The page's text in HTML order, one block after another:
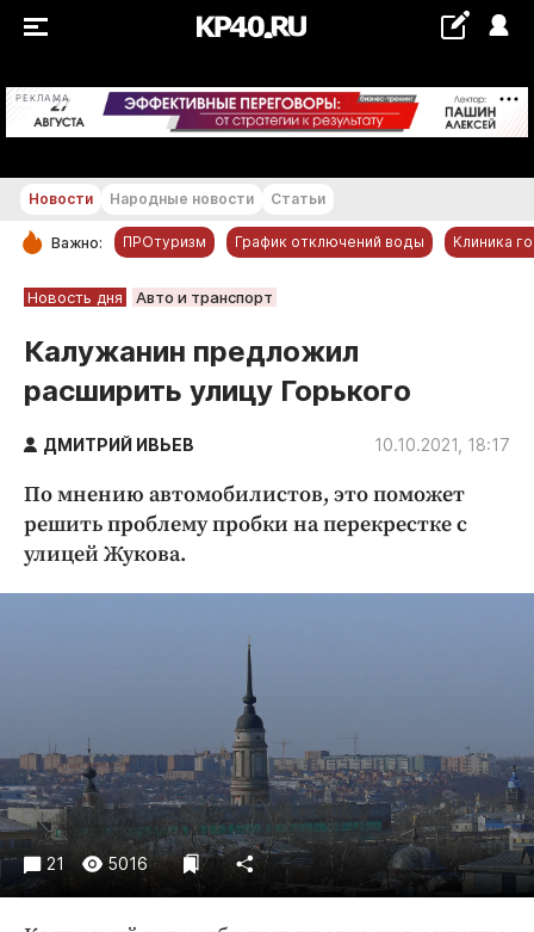
РЕКЛАМА +18...+19 °С
РУБРИКИ
Новости компаний
Статьи
Народные новости
Авто и транспорт
Благоустройство
Криминал
Праздники
Происшествия
Спорт
Экономика и бизнес
Новости Народные новости Статьи
Важно: ПРОтуризм График отключений воды Клиника
Новость дня Авто и транспорт
Калужанин предложил
расширить улицу Горького
ДМИТРИЙ ИВЬЕВ 10.10.2021, 18:17
По мнению автомобилистов, это поможет
решить проблему пробки на перекрестке с
улицей Жукова.
21 5016